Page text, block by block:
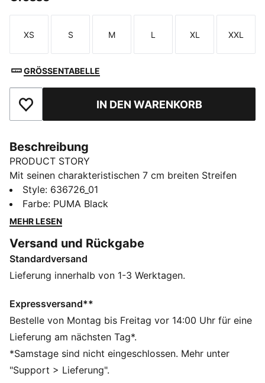
Größe
XS
Größe
S
Größe
M
Größe
L
Größe
XL
Größe
XXL
GRÖSSENTABELLE
Zu Favoriten hinzufügenIN DEN WARENKORB
Beschreibung
PRODUCT STORY
Mit seinen charakteristischen 7 cm breiten Streifen
feierte der T7 Trainingsanzug 1968 sein Debüt und
setzt seitdem neue Maßstäbe in Sachen Style. Das T7
Love Of The Cat Ringer T-Shirt hat eine weiche Haptik
FEATURES + VORTEILE
Hergestellt aus mindestens 20 % recycelter Baumwolle
DETAILS
Passform: Regulär
Länge: Regulär
Ausschnitt: Rundhalsausschnitt
Hauptmaterial: Single Jersey
Gerippter Kragen und Bündchen
Kurze Ärmel
Style: 636726_01
Farbe: PUMA Black
MEHR LESEN
Versand und Rückgabe
Standardversand
Lieferung innerhalb von 1-3 Werktagen.
Expressversand**
Bestelle von Montag bis Freitag vor 14:00 Uhr für eine
Lieferung am nächsten Tag*.
*Samstage sind nicht eingeschlossen. Mehr unter
"Support > Lieferung".